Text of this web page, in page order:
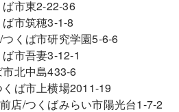
市東2-22-36
市筑穂3-1-8
ば市研究学園5-6-6
市吾妻3-12-1
北中島433-6
市上横場2011-19
/つくばみらい市陽光台1-7-2 ス